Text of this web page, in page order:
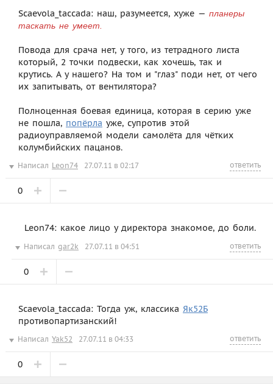
Scaevola_taccada: наш, разумеется, хуже — планеры
таскать не умеет.
Повода для срача нет, у того, из тетрадного листа
который, 2 точки подвески, как хочешь, так и
крутись. А у нашего? На том и "глаз" поди нет, от чего
их запитывать, от вентилятора?
Полноценная боевая единица, которая в серию уже
не пошла, попёрла уже, супротив этой
радиоуправляемой модели самолёта для чётких
колумбийских пацанов.
Написал Leon74 27.07.11 в 02:17 ответить
0
Leon74: какое лицо у директора знакомое, до боли.
Написал gar2k 27.07.11 в 04:51 ответить
0
Scaevola_taccada: Тогда уж, классика Як52Б
противопартизанский!
Написал Yak52 27.07.11 в 04:33 ответить
0